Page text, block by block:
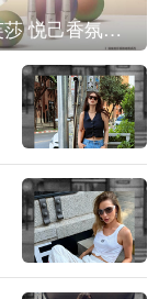
IPSA茵芙莎 悦己香氛凝露上市